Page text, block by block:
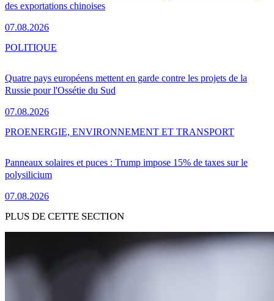
des exportations chinoises
07.08.2026
Quatre pays européens mettent en garde contre les projets de la
Russie pour l'Ossétie du Sud
07.08.2026
POLITIQUE
Panneaux solaires et puces : Trump impose 15% de taxes sur le
polysilicium
07.08.2026
PROENERGIE, ENVIRONNEMENT ET TRANSPORT
PLUS DE CETTE SECTION